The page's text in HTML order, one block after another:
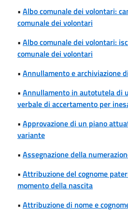
• Albo comunale dei volontari:
comunale dei volontari
• Albo comunale dei volontari:
comunale dei volontari
• Annullamento e archiviazione
• Annullamento in autotutela di
verbale di accertamento per
• Approvazione di un piano
variante
• Assegnazione della
• Attribuzione del cognome
momento della nascita
• Attribuzione di nome e